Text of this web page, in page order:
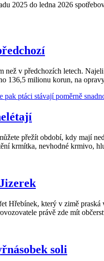
2025 do ledna 2026
v předchozích letech.
136,5 milionu korun, na
přežít období, kdy mají
krmítka, nevhodné krmivo,
Hřebínek, který v zimě
právě zde mít
soli